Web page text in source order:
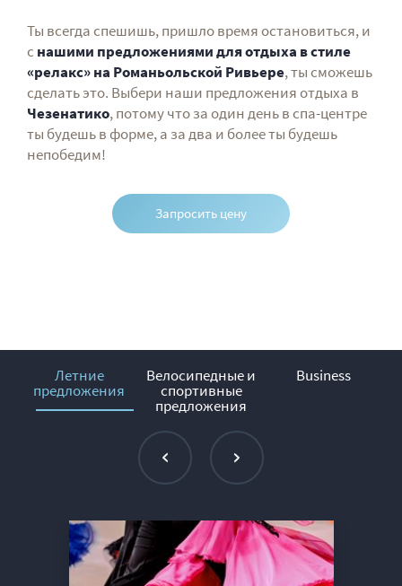
Ты всегда спешишь, пришло время остановиться, и
с нашими предложениями для отдыха в стиле
«релакс» на Романьольской Ривьере, ты сможешь
сделать это. Выбери наши предложения отдыха в
Чезенатико, потому что за один день в спа-центре
ты будешь в форме, а за два и более ты будешь
непобедим!
Запросить цену
Летние
предложения
Велосипедные и
спортивные
предложения
Business